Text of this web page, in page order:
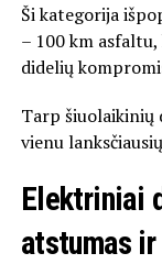
Ši kategorija
– 100 km
didelių
Tarp šiuolaikinių
vienu
Elektriniai
atstumas